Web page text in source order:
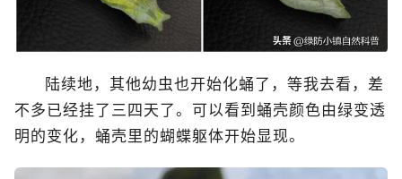
陆续地，其他幼虫也开始化蛹了，等我去看，差
不多已经挂了三四天了。可以看到蛹壳颜色由绿变透
明的变化，蛹壳里的蝴蝶躯体开始显现。